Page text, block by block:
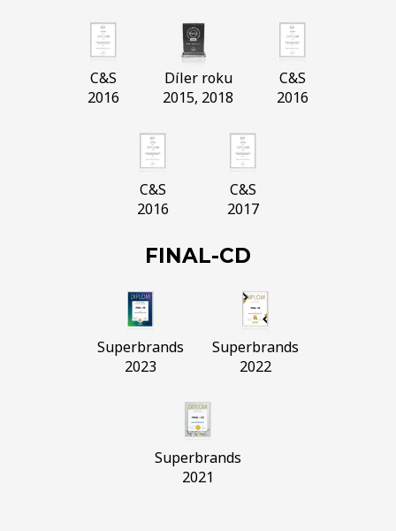
C&S
2016
Díler roku
2015, 2018
C&S
2016
C&S
2016
C&S
2017
FINAL-CD
Superbrands
2023
Superbrands
2022
Superbrands
2021